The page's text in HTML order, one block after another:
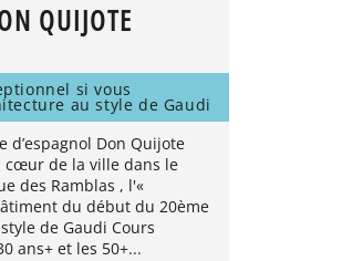
QUIJOTE
si vous
au style de Gaudi
d’espagnol Don Quijote
cœur de la ville dans le
des Ramblas , l'«
du début du 20ème
de Gaudi Cours
ans+ et les 50+...